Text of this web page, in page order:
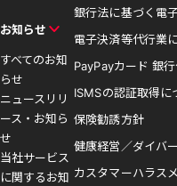
お知らせ
すべてのお知
らせ
ニュースリリ
ース・お知ら
せ
当社サービス
に関するお知
銀行法に基づく電
電子決済等代行業
PayPayカード 銀
ISMSの認証取得に
保険勧誘方針
健康経営／ダイバ
カスタマーハラス